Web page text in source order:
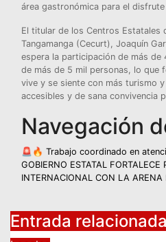
área gastronómica para el
El titular de los Centros Estatales
Tangamanga (Cecurt), Joaquín
espera la participación de más
de más de 5 mil personas, lo que
vive y se siente con más turismo
accesibles y de sana convivencia
Navegación
🚨🔥 Trabajo coordinado en
GOBIERNO ESTATAL FORTALECE
INTERNACIONAL CON LA ARENA
Entrada relacionada